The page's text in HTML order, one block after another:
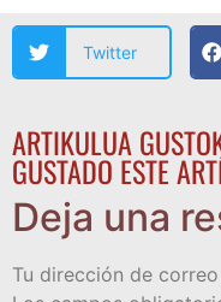
Twitter
ARTIKULUA
GUSTADO ESTE
Deja una
Tu dirección de